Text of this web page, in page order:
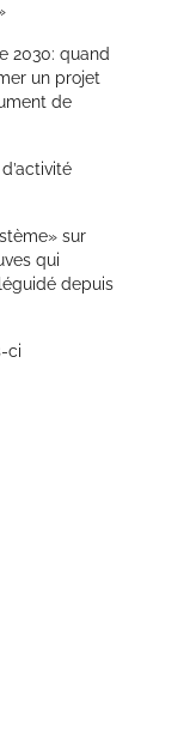
2030: quand
un projet
de
sur
qui
depuis
ci